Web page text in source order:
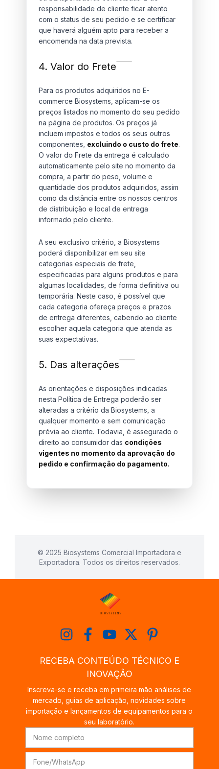
responsabilidade de cliente ficar atento
com o status de seu pedido e se certificar
que haverá alguém apto para receber a
encomenda na data prevista.
4. Valor do Frete
Para os produtos adquiridos no E-
commerce Biosystems, aplicam-se os
preços listados no momento do seu pedido
na página de produtos. Os preços já
incluem impostos e todos os seus outros
componentes, excluindo o custo do frete.
O valor do Frete da entrega é calculado
automaticamente pelo site no momento da
compra, a partir do peso, volume e
quantidade dos produtos adquiridos, assim
como da distância entre os nossos centros
de distribuição e local de entrega
informado pelo cliente.
A seu exclusivo critério, a Biosystems
poderá disponibilizar em seu site
categorias especiais de frete,
especificadas para alguns produtos e para
algumas localidades, de forma definitiva ou
temporária. Neste caso, é possível que
cada categoria ofereça preços e prazos
de entrega diferentes, cabendo ao cliente
escolher aquela categoria que atenda as
suas expectativas.
5. Das alterações
As orientações e disposições indicadas
nesta Política de Entrega poderão ser
alteradas a critério da Biosystems, a
qualquer momento e sem comunicação
prévia ao cliente. Todavia, é assegurado o
direito ao consumidor das condições
vigentes no momento da aprovação do
pedido e confirmação do pagamento.
© 2025 Biosystems Comercial Importadora e
Exportadora. Todos os direitos reservados.
RECEBA CONTEÚDO TÉCNICO E
INOVAÇÃO
Inscreva-se e receba em primeira mão análises de
mercado, guias de aplicação, novidades sobre
importação e lançamentos de equipamentos para o
seu laboratório.